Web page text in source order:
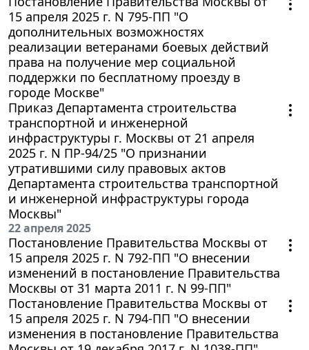
15 апреля 2025 г. N 795-ПП "О
дополнительных возможностях
реализации ветеранами боевых действий
права на получение мер социальной
поддержки по бесплатному проезду в
городе Москве"
Приказ Департамента строительства
транспортной и инженерной
инфраструктуры г. Москвы от 21 апреля
2025 г. N ПР-94/25 "О признании
утратившими силу правовых актов
Департамента строительства транспортной
и инженерной инфраструктуры города
Москвы"
22 апреля 2025
Постановление Правительства Москвы от
15 апреля 2025 г. N 792-ПП "О внесении
изменений в постановление Правительства
Москвы от 31 марта 2011 г. N 99-ПП"
Постановление Правительства Москвы от
15 апреля 2025 г. N 794-ПП "О внесении
изменения в постановление Правительства